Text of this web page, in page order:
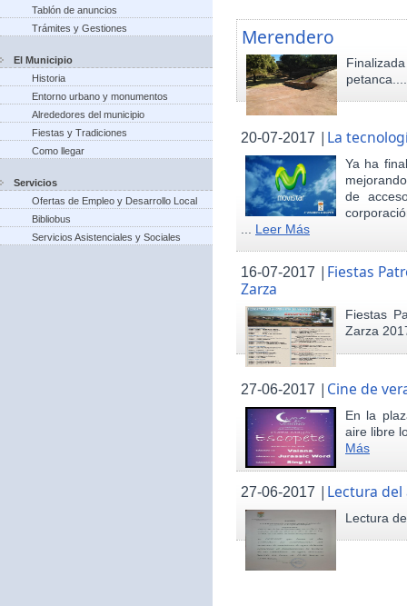
Tablón de anuncios
Trámites y Gestiones
El Municipio
Historia
Entorno urbano y monumentos
Alrededores del municipio
Fiestas y Tradiciones
Como llegar
Servicios
Ofertas de Empleo y Desarrollo Local
Bibliobus
Servicios Asistenciales y Sociales
Merendero
20-07-2017 | La
Ya ha
de
Leer Más
16-07-2017 | Fiestas
Zarza
Fiestas
Zarza
27-06-2017 | Cine de
En la
aire libre
Más
27-06-2017 | Lectura del
Lectura